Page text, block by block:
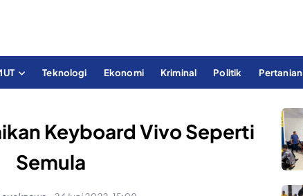
Teknologi Ekonomi Kriminal Politik Pertanian
Keyboard Vivo Seperti
Semula